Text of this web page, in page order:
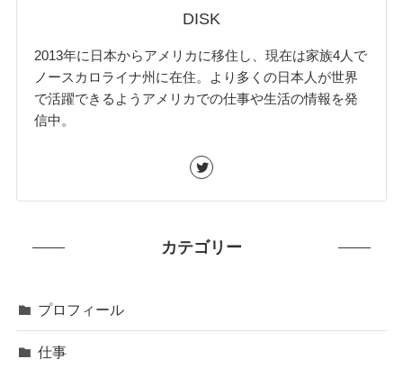
DISK
2013年に日本からアメリカに移住し、現在は家族4人で
ノースカロライナ州に在住。より多くの日本人が世界
で活躍できるようアメリカでの仕事や生活の情報を発
信中。
カテゴリー
プロフィール
仕事